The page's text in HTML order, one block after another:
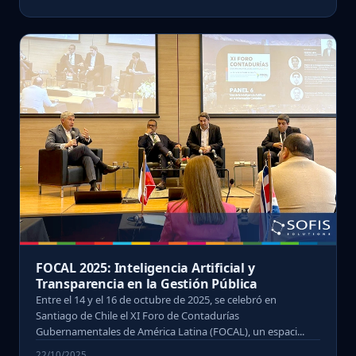
FOCAL 2025: Inteligencia Artificial y
Transparencia en la Gestión Pública
Entre el 14 y el 16 de octubre de 2025, se celebró en
Santiago de Chile el XI Foro de Contadurías
Gubernamentales de América Latina (FOCAL), un espaci...